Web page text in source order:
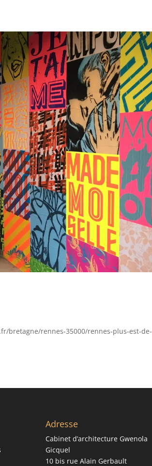
bretagne/rennes-35000/rennes-plus-est-de-
Adresse
Cabinet d’architecture Gwenola
Gicquel
10 bis rue Alain Gerbault